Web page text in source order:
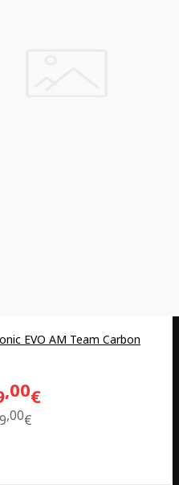
EVO AM Team Carbon
00€
00€